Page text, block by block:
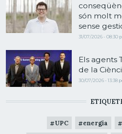
són molt
sense
31/07/2026 - 08:30
Els agents
de la
30/07/2026 - 13:38
UPC energia